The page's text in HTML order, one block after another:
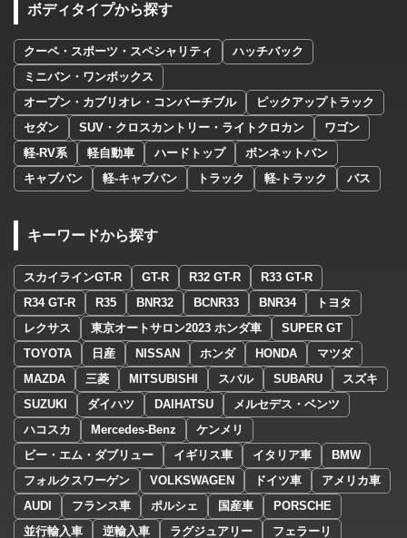
ボディタイプから探す
クーペ・スポーツ・スペシャリティ
ハッチバック
ミニバン・ワンボックス
オープン・カブリオレ・コンバーチブル
ピックアップトラック
セダン
SUV・クロスカントリー・ライトクロカン
ワゴン
軽-RV系
軽自動車 ハードトップ
ボンネットバン
キャブバン
軽-キャブバン トラック 軽-トラック バス
キーワードから探す
スカイラインGT-R GT-R R32 GT-R
R33 GT-R
R34 GT-R
R35 BNR32 BCNR33 BNR34
トヨタ
レクサス
東京オートサロン2023 ホンダ車
SUPER GT
TOYOTA
日産 NISSAN ホンダ HONDA
マツダ
MAZDA
三菱 MITSUBISHI スバル SUBARU
スズキ
SUZUKI
ダイハツ DAIHATSU
メルセデス・ベンツ
ハコスカ
Mercedes-Benz
ケンメリ
ビー・エム・ダブリュー
イギリス車 イタリア車
BMW
フォルクスワーゲン
VOLKSWAGEN ドイツ車
アメリカ車
AUDI
フランス車 ポルシェ 国産車
PORSCHE
並行輸入車
逆輸入車 ラグジュアリー フェラーリ